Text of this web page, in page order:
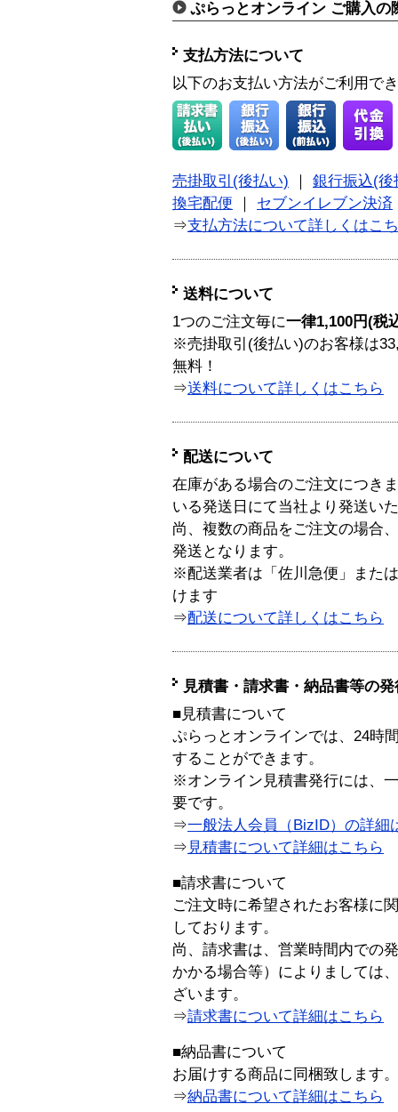
ぷらっとオンライン ご購入の
支払方法について
以下のお支払い方法がご利用で
売掛取引(後払い)
銀行振込(後
換宅配便
セブンイレブン決済
⇒支払方法について詳しくはこ
送料について
1つのご注文毎に一律1,100円(税
※売掛取引(後払い)のお客様は
無料！
⇒送料について詳しくはこちら
配送について
在庫がある場合のご注文につき
いる発送日にて当社より発送い
尚、複数の商品をご注文の場合
発送となります。
※配送業者は「佐川急便」また
けます
⇒配送について詳しくはこちら
見積書・請求書・納品書等の
■見積書について
ぷらっとオンラインでは、24時
することができます。
※オンライン見積書発行には、
要です。
⇒一般法人会員（BizID）の詳細
⇒ 見積書について詳細はこちら
■請求書について
ご注文時に希望されたお客様に
しております。
尚、請求書は、営業時間内での
かかる場合等）によりましては
ざいます。
⇒請求書について詳細はこちら
■納品書について
お届けする商品に同梱致します。
⇒納品書について詳細はこちら